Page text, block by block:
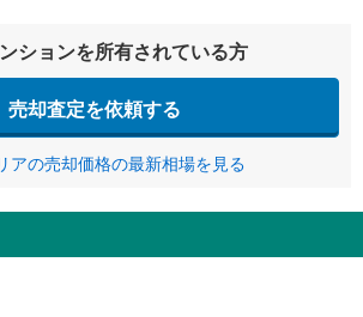
ションを所有されている方
売却査定を依頼する
アの売却価格の最新相場を見る